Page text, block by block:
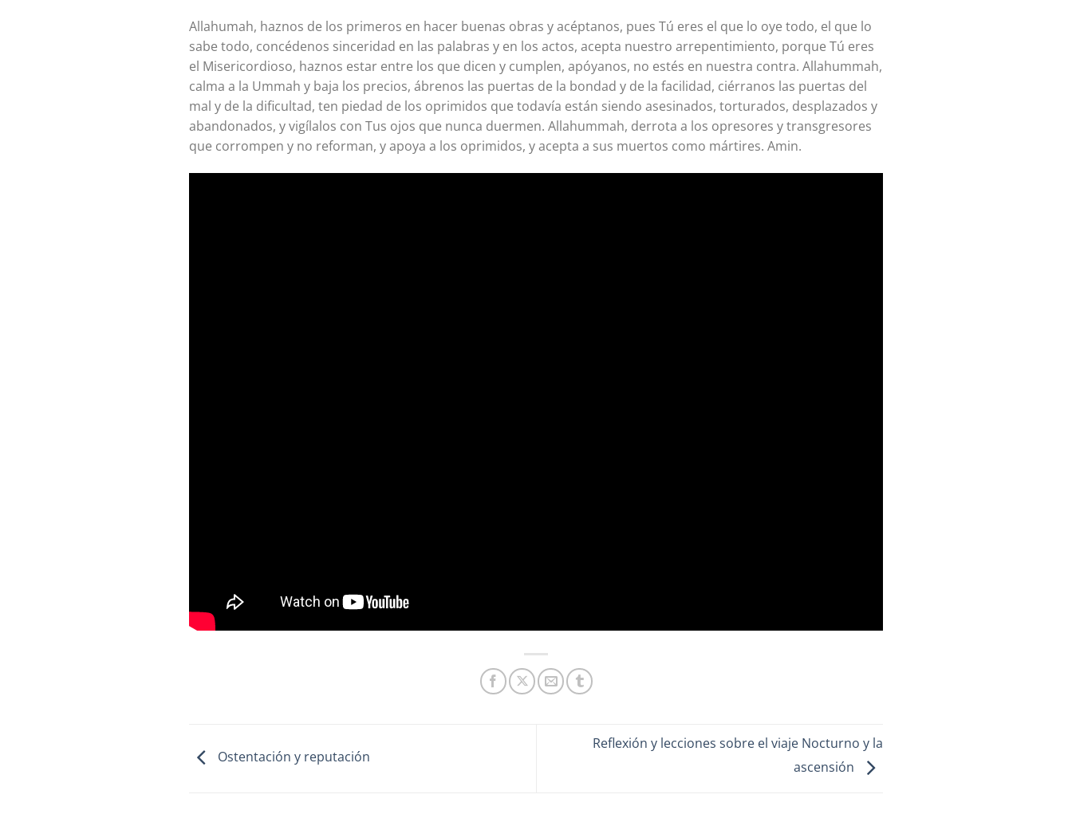
Allahumah, haznos de los primeros en hacer buenas obras y acéptanos, pues Tú eres el que lo oye todo, el que lo
sabe todo, concédenos sinceridad en las palabras y en los actos, acepta nuestro arrepentimiento, porque Tú eres
el Misericordioso, haznos estar entre los que dicen y cumplen, apóyanos, no estés en nuestra contra. Allahummah,
calma a la Ummah y baja los precios, ábrenos las puertas de la bondad y de la facilidad, ciérranos las puertas del
mal y de la dificultad, ten piedad de los oprimidos que todavía están siendo asesinados, torturados, desplazados y
abandonados, y vigílalos con Tus ojos que nunca duermen. Allahummah, derrota a los opresores y transgresores
que corrompen y no reforman, y apoya a los oprimidos, y acepta a sus muertos como mártires. Amin.
Ostentación y reputación
Reflexión y lecciones sobre el viaje Nocturno y la
ascensión